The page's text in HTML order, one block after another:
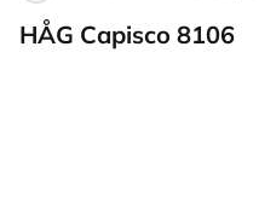
HÅG Capisco 8106